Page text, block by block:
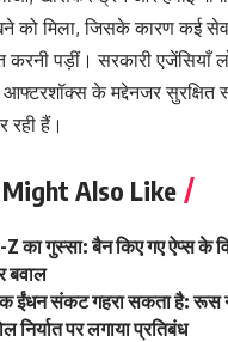
को मिला, जिसके कारण कई
करनी पड़ीं। सरकारी एजेंसियाँ
के मद्देनजर सुरक्षित
रही हैं।
Also Like
का गुस्सा: बैन किए गए ऐप्स के
बवाल
ईंधन संकट गहरा सकता है: रूस
निर्यात पर लगाया प्रतिबंध